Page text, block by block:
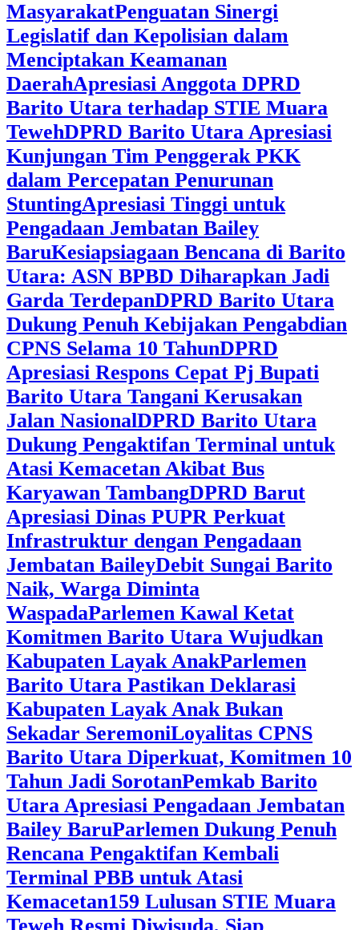
MasyarakatPenguatan Sinergi
Legislatif dan Kepolisian dalam
Menciptakan Keamanan
DaerahApresiasi Anggota DPRD
Barito Utara terhadap STIE Muara
TewehDPRD Barito Utara Apresiasi
Kunjungan Tim Penggerak PKK
dalam Percepatan Penurunan
StuntingApresiasi Tinggi untuk
Pengadaan Jembatan Bailey
BaruKesiapsiagaan Bencana di Barito
Utara: ASN BPBD Diharapkan Jadi
Garda TerdepanDPRD Barito Utara
Dukung Penuh Kebijakan Pengabdian
CPNS Selama 10 TahunDPRD
Apresiasi Respons Cepat Pj Bupati
Barito Utara Tangani Kerusakan
Jalan NasionalDPRD Barito Utara
Dukung Pengaktifan Terminal untuk
Atasi Kemacetan Akibat Bus
Karyawan TambangDPRD Barut
Apresiasi Dinas PUPR Perkuat
Infrastruktur dengan Pengadaan
Jembatan BaileyDebit Sungai Barito
Naik, Warga Diminta
WaspadaParlemen Kawal Ketat
Komitmen Barito Utara Wujudkan
Kabupaten Layak AnakParlemen
Barito Utara Pastikan Deklarasi
Kabupaten Layak Anak Bukan
Sekadar SeremoniLoyalitas CPNS
Barito Utara Diperkuat, Komitmen 10
Tahun Jadi SorotanPemkab Barito
Utara Apresiasi Pengadaan Jembatan
Bailey BaruParlemen Dukung Penuh
Rencana Pengaktifan Kembali
Terminal PBB untuk Atasi
Kemacetan159 Lulusan STIE Muara